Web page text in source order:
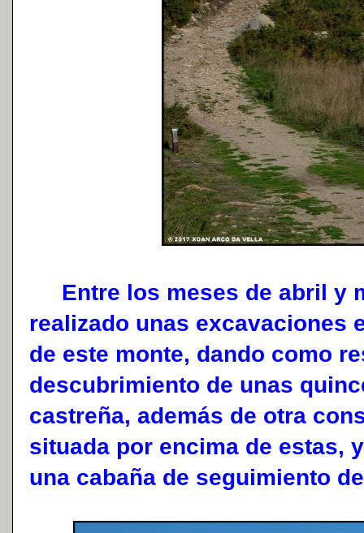
Entre los meses de abril y
realizado unas excavaciones
de este monte, dando como
descubrimiento de unas
castreña, además de otra
situada por encima de estas,
una cabaña de seguimiento